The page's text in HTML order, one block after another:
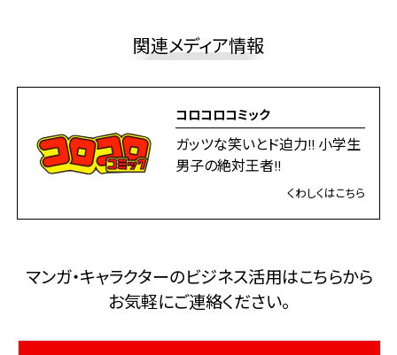
関連メディア情報
コロコロコミック
ガッツな笑いとド迫力!! 小学生
男子の絶対王者!!
くわしくはこちら
マンガ・キャラクターのビジネス活⽤はこちらから
お気軽にご連絡ください。